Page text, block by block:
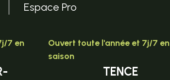
Espace Pro
7 en
Ouvert toute l'année et 7j/7 en
saison
TENCE